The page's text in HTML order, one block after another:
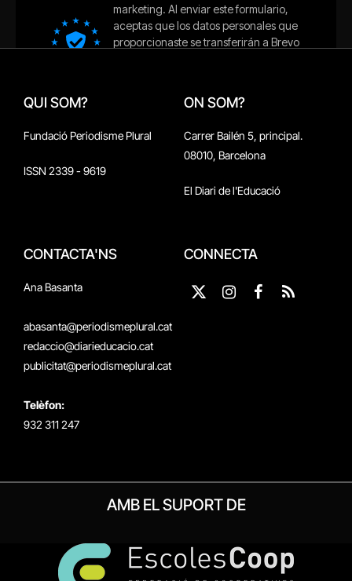
QUI SOM?
Fundació Periodisme Plural
ISSN 2339 - 9619
ON SOM?
Carrer Bailén 5, principal.
08010, Barcelona
El Diari de l'Educació
CONTACTA'NS
Ana Basanta
abasanta@periodismeplural.cat
redaccio@diarieducacio.cat
publicitat@periodismeplural.cat
Telèfon:
932 311 247
CONNECTA
X
Instagram
Facebook
RSS
AMB EL SUPORT DE